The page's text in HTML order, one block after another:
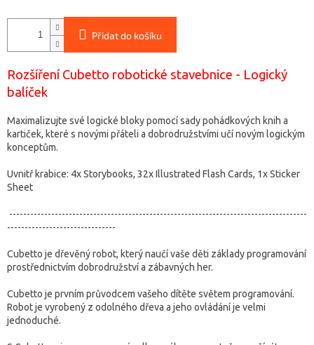
Přidat do košíku
Rozšíření Cubetto robotické stavebnice - Logický
balíček
Maximalizujte své logické bloky pomocí sady pohádkových knih a
kartiček, které s novými přáteli a dobrodružstvími učí novým logickým
konceptům.
Uvnitř krabice: 4x Storybooks, 32x Illustrated Flash Cards, 1x Sticker
Sheet
-------------------------------------------------------------------------------------
-------------------------------
Cubetto je dřevěný robot, který naučí vaše děti základy programování
prostřednictvím dobrodružství a zábavných her.
Cubetto je prvním průvodcem vašeho dítěte světem programování.
Robot je vyrobený z odolného dřeva a jeho ovládání je velmi
jednoduché.